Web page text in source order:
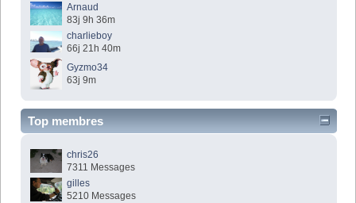
Arnaud
83j 9h 36m
charlieboy
66j 21h 40m
Gyzmo34
63j 9m
Top membres
chris26
7311 Messages
gilles
5210 Messages